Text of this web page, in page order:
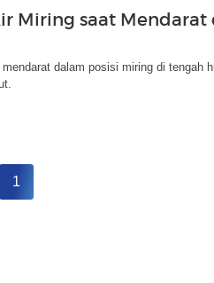
Miring saat Mendarat
dalam posisi miring di tengah
1